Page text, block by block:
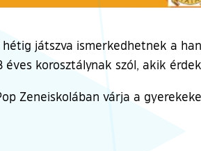
játszva ismerkedhetnek a
korosztálynak szól, akik
Zeneiskolában várja a